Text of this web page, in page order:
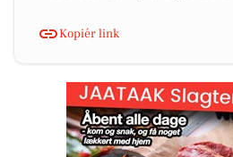
Kopiér link